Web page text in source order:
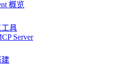
概览
具
Server
建